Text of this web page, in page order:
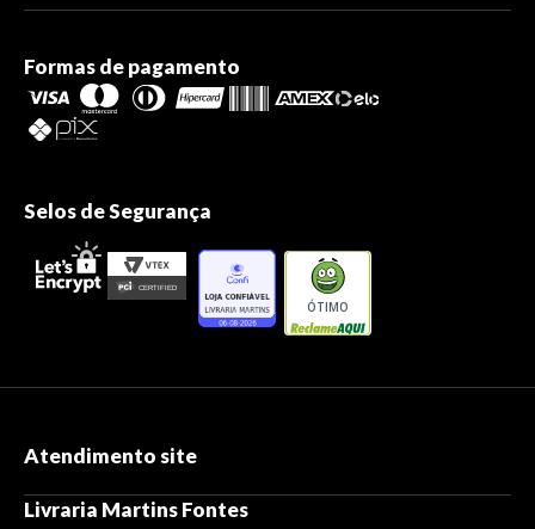
Formas de pagamento
Selos de Segurança
ÓTIMO
Atendimento site
Livraria Martins Fontes